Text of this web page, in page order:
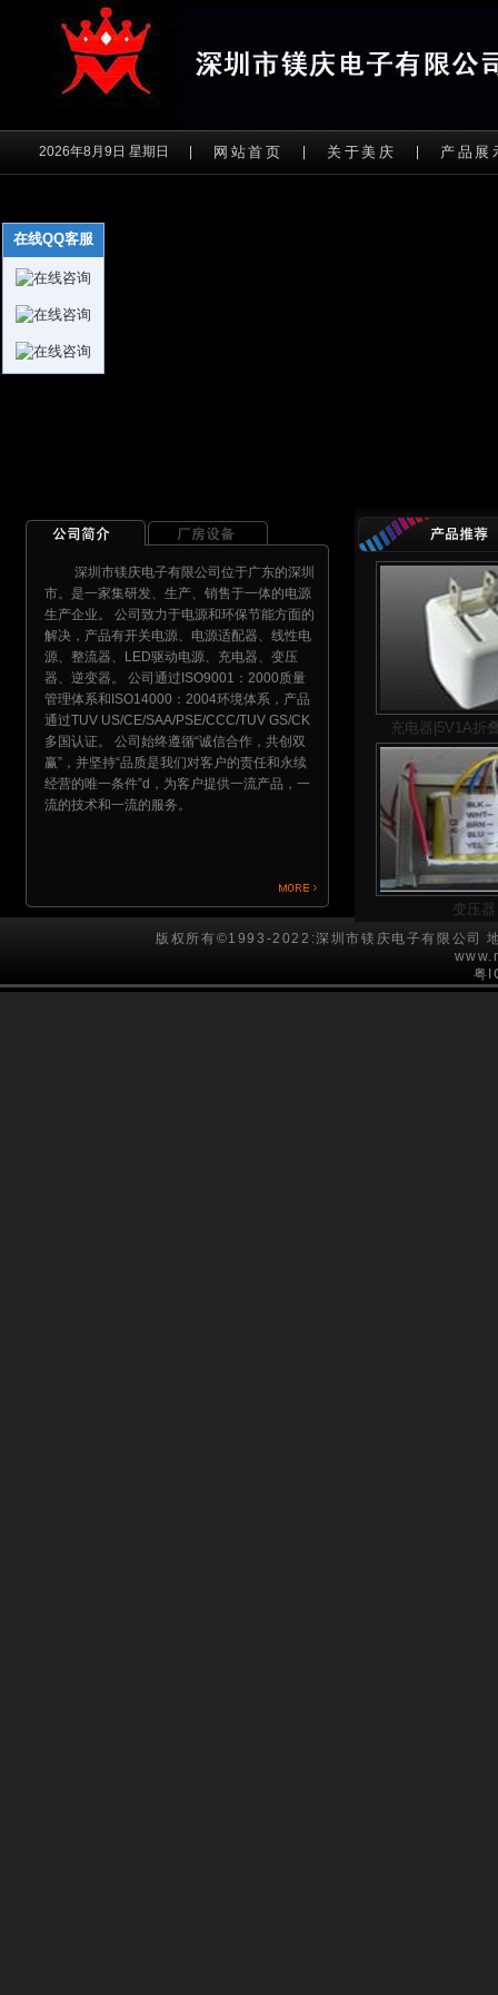
在线QQ客服
2026年8月9日 星期日 网站首页 关于美庆 产品展
深圳市镁庆电子有限公司位于广东的深圳
市。是一家集研发、生产、销售于一体的电源
生产企业。 公司致力于电源和环保节能方面的
解决，产品有开关电源、电源适配器、线性电
源、整流器、LED驱动电源、充电器、变压
器、逆变器。 公司通过ISO9001：2000质量
管理体系和ISO14000：2004环境体系，产品
通过TUV US/CE/SAA/PSE/CCC/TUV GS/CK
多国认证。 公司始终遵循“诚信合作，共创双
赢”，并坚持“品质是我们对客户的责任和永续
经营的唯一条件”d，为客户提供一流产品，一
流的技术和一流的服务。
充电器|5V1A折
变压器
版权所有©1993-2022:深圳市镁庆电子有限公司
粤